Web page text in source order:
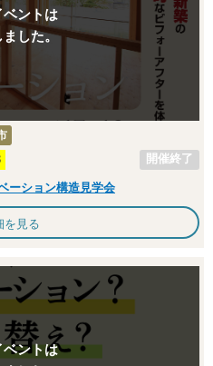
ベントは
ました。
開催終了
ーション構造見学会
を見る
ントは